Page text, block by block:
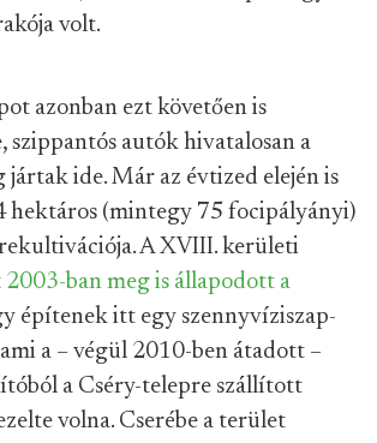
volt.
azonban ezt követően is
szippantós autók hivatalosan a
jártak ide. Már az évtized elején is
hektáros (mintegy 75 focipályányi)
A XVIII. kerületi
2003-ban meg is állapodott a
építenek itt egy szennyvíziszap-
a – végül 2010-ben átadott –
a Cséry-telepre szállított
volna. Cserébe a terület